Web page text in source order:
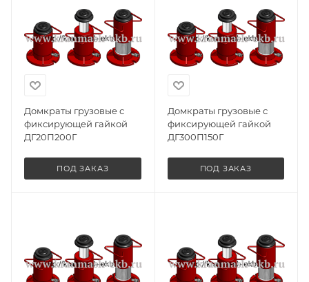
Домкраты грузовые с
фиксирующей гайкой
ДГ20П200Г
ПОД ЗАКАЗ
Домкраты грузовые с
фиксирующей гайкой
ДГ300П150Г
ПОД ЗАКАЗ